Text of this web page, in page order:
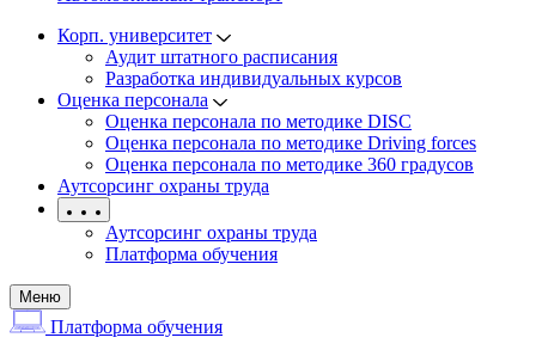
Корп. университет
Аудит штатного расписания
Разработка индивидуальных курсов
Оценка персонала
Оценка персонала по методике DISC
Оценка персонала по методике Driving forces
Оценка персонала по методике 360 градусов
Аутсорсинг охраны труда
Аутсорсинг охраны труда
Платформа обучения
Меню
Платформа обучения